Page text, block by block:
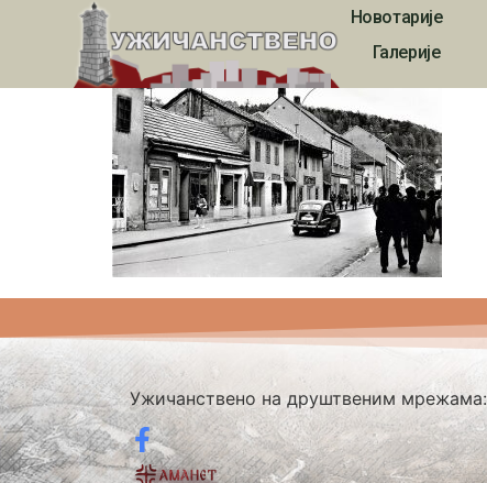
Новотарије
Галерије
2601
Ужичанствено на друштвеним мрежама: